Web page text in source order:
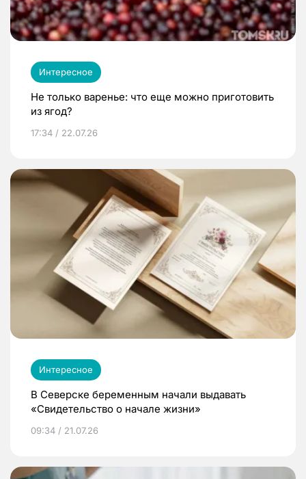
Интересное
Не только варенье: что еще можно приготовить
из ягод?
17:34 / 22.07.26
Интересное
В Северске беременным начали выдавать
«Свидетельство о начале жизни»
09:34 / 21.07.26